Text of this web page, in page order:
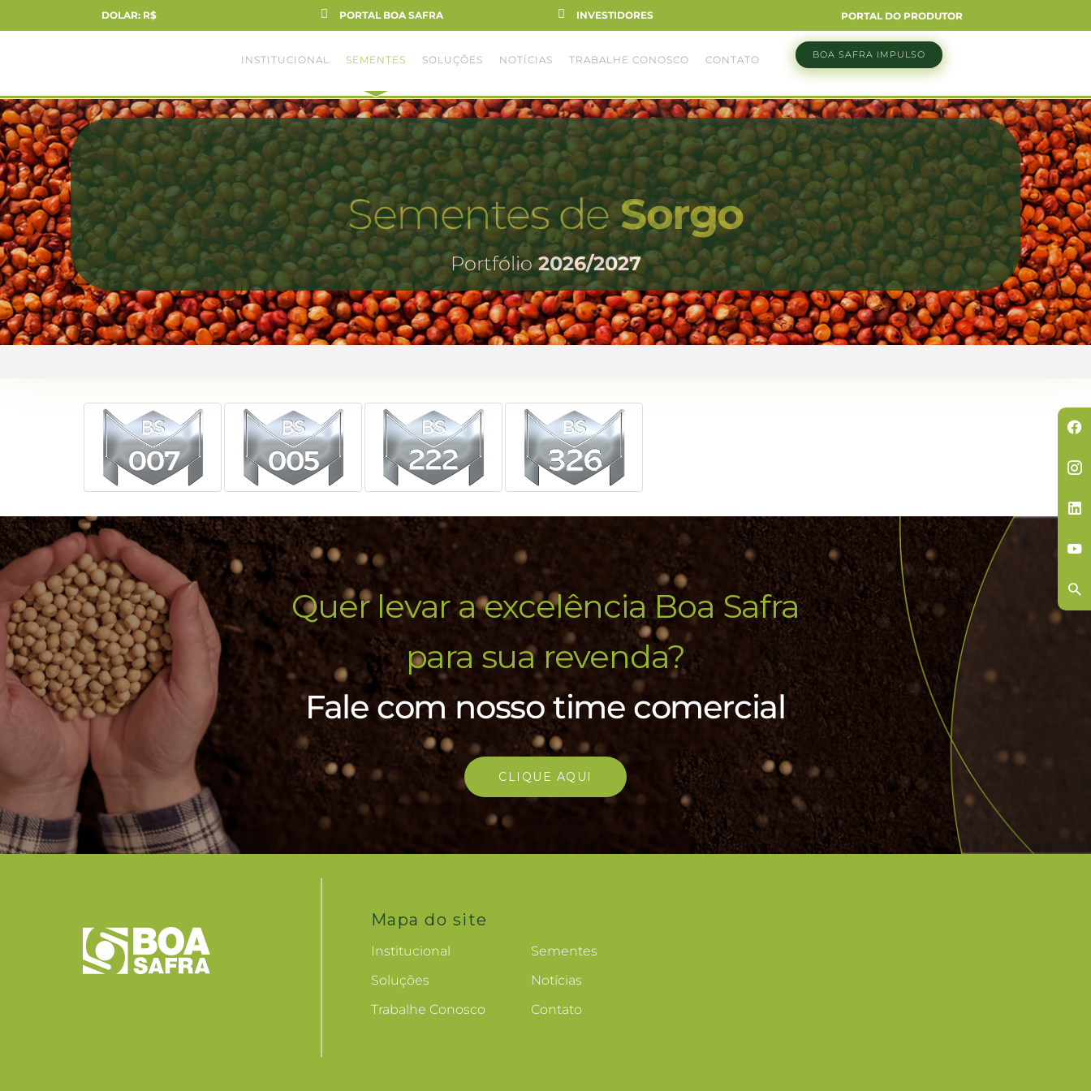
DOLAR: R$ PORTAL BOA SAFRA INVESTIDORES PORTAL DO PRODUTOR
INSTITUCIONAL SEMENTES SOLUÇÕES NOTÍCIAS TRABALHE CONOSCO CONTATO BOA SAFRA IMPULSO
Sementes deSorgo
Portfólio2026/2027
Quer levar a excelência Boa Safra
para sua revenda?
Fale com nosso time comercial
CLIQUE AQUI
Mapa do site
Institucional
Sementes
Soluções
Notícias
Trabalhe Conosco
Contato